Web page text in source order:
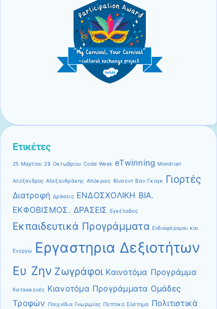
Ετικέτες
25 Μαρτίου 28 Οκτωβρίου Code Week eTwinning Mondrian
Αλέξανδρος Αλεξανδράκης Απόκριες Βίνσεντ Βαν Γκογκ Γιορτές
Διατροφή Δράσεις ΕΝΔΟΣΧΟΛΙΚΗ ΒΙΑ.
ΕΚΦΟΒΙΣΜΟΣ. ΔΡΑΣΕΙΣ
Εγκέλαδος
Εκπαιδευτικά Προγράμματα Ενδιαφέρομαι και
Ενεργώ Εργαστηρια Δεξιοτήτων
Ευ Ζην Ζωγράφοι Καινοτόμα Προγράμμα
Κατασκευές Κιανοτόμα Προγράμματα Ομάδες
Τροφών
Παιχνίδια Γνωριμίας Πεπτικό Σύστημα Πολιτιστικά